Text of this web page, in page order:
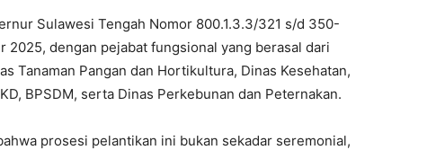
Sulawesi Tengah Nomor 800.1.3.3/321 s/d 350-
2025, dengan pejabat fungsional yang berasal dari
Tanaman Pangan dan Hortikultura, Dinas Kesehatan,
BPSDM, serta Dinas Perkebunan dan Peternakan.
prosesi pelantikan ini bukan sekadar seremonial,